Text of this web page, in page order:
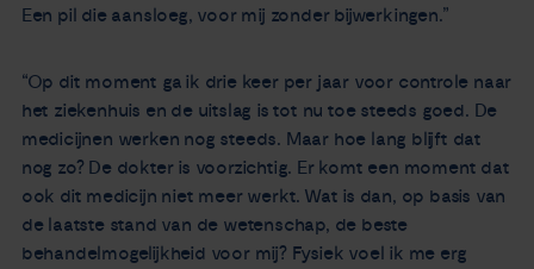
Een pil die aansloeg, voor mij zonder bijwerkingen.”
“Op dit moment ga ik drie keer per jaar voor controle naar
het ziekenhuis en de uitslag is tot nu toe steeds goed. De
medicijnen werken nog steeds. Maar hoe lang blijft dat
nog zo? De dokter is voorzichtig. Er komt een moment dat
ook dit medicijn niet meer werkt. Wat is dan, op basis van
de laatste stand van de wetenschap, de beste
behandelmogelijkheid voor mij? Fysiek voel ik me erg